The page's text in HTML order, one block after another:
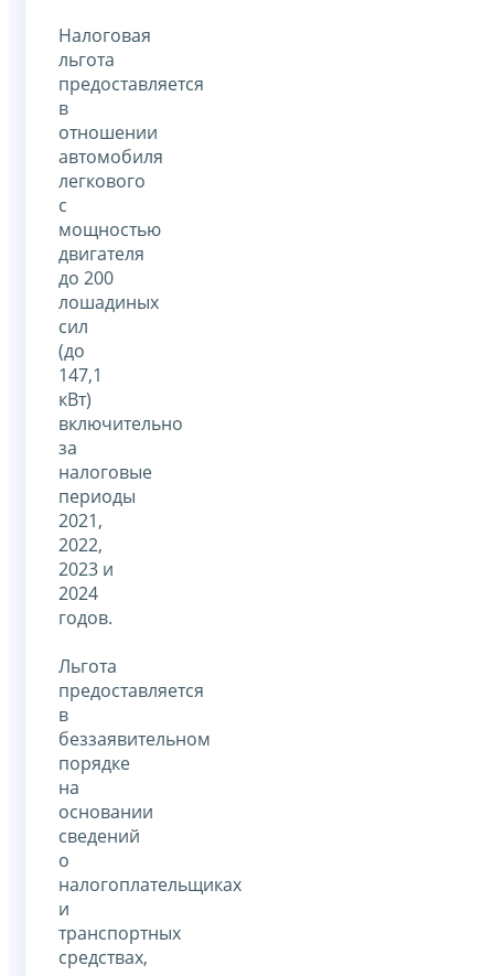
Налоговая
льгота
предоставляется
в
отношении
автомобиля
легкового
с
мощностью
двигателя
до 200
лошадиных
сил
(до
147,1
кВт)
включительно
за
налоговые
периоды
2021,
2022,
2023 и
2024
годов.
Льгота
предоставляется
в
беззаявительном
порядке
на
основании
сведений
о
налогоплательщиках
и
транспортных
средствах,